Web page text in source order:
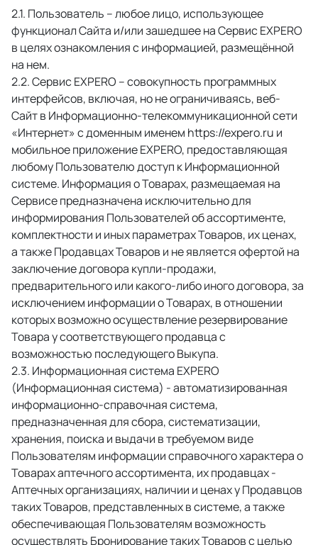
Пользователь – любое лицо, использующее
функционал Сайта и/или зашедшее на Сервис EXPERO
в целях ознакомления с информацией, размещённой
на нем.
Сервис EXPERO – совокупность программных
интерфейсов, включая, но не ограничиваясь, веб-
Сайт в Информационно-телекоммуникационной сети
«Интернет» с доменным именем https://expero.ru и
мобильное приложение EXPERO, предоставляющая
любому Пользователю доступ к Информационной
системе. Информация о Товарах, размещаемая на
Сервисе предназначена исключительно для
информирования Пользователей об ассортименте,
комплектности и иных параметрах Товаров, их ценах,
а также Продавцах Товаров и не является офертой на
заключение договора купли-продажи,
предварительного или какого-либо иного договора, за
исключением информации о Товарах, в отношении
которых возможно осуществление резервирование
Товара у соответствующего продавца с
возможностью последующего Выкупа.
Информационная система EXPERO
(Информационная система) - автоматизированная
информационно-справочная система,
предназначенная для сбора, систематизации,
хранения, поиска и выдачи в требуемом виде
Пользователям информации справочного характера о
Товарах аптечного ассортимента, их продавцах -
Аптечных организациях, наличии и ценах у Продавцов
таких Товаров, представленных в системе, а также
обеспечивающая Пользователям возможность
осуществлять Бронирование таких Товаров с целью